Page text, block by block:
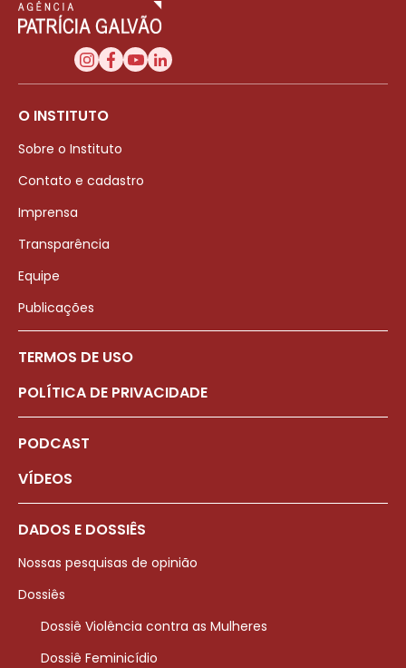
O INSTITUTO
Sobre o Instituto
Contato e cadastro
Imprensa
Transparência
Equipe
Publicações
TERMOS DE USO
POLÍTICA DE PRIVACIDADE
PODCAST
VÍDEOS
DADOS E DOSSIÊS
Nossas pesquisas de opinião
Dossiês
Dossiê Violência contra as Mulheres
Dossiê Feminicídio